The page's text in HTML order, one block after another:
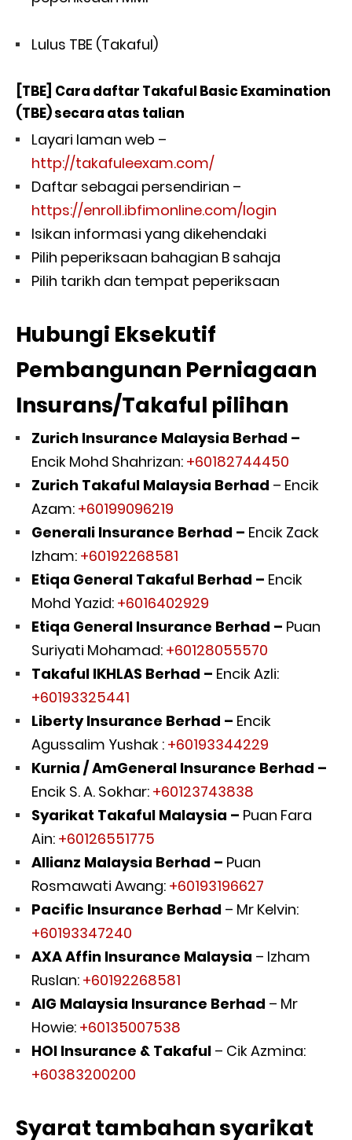
Lulus TBE (Takaful)
[TBE] Cara daftar Takaful Basic Examination
(TBE) secara atas talian
Layari laman web –
http://takafuleexam.com/
Daftar sebagai persendirian –
https://enroll.ibfimonline.com/login
Isikan informasi yang dikehendaki
Pilih peperiksaan bahagian B sahaja
Pilih tarikh dan tempat peperiksaan
Hubungi Eksekutif
Pembangunan Perniagaan
Insurans/Takaful pilihan
Zurich Insurance Malaysia Berhad –
Encik Mohd Shahrizan: +60182744450
Zurich Takaful Malaysia Berhad – Encik
Azam: +60199096219
Generali Insurance Berhad – Encik Zack
Izham: +60192268581
Etiqa General Takaful Berhad – Encik
Mohd Yazid: +6016402929
Etiqa General Insurance Berhad – Puan
Suriyati Mohamad: +60128055570
Takaful IKHLAS Berhad – Encik Azli:
+60193325441
Liberty Insurance Berhad – Encik
Agussalim Yushak : +60193344229
Kurnia / AmGeneral Insurance Berhad –
Encik S. A. Sokhar: +60123743838
Syarikat Takaful Malaysia – Puan Fara
Ain: +60126551775
Allianz Malaysia Berhad – Puan
Rosmawati Awang: +60193196627
Pacific Insurance Berhad – Mr Kelvin:
+60193347240
AXA Affin Insurance Malaysia – Izham
Ruslan: +60192268581
AIG Malaysia Insurance Berhad – Mr
Howie: +60135007538
HOI Insurance & Takaful – Cik Azmina:
+60383200200
Syarat tambahan syarikat